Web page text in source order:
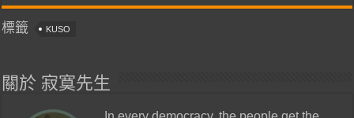
標籤 KUSO
關於 寂寞先生